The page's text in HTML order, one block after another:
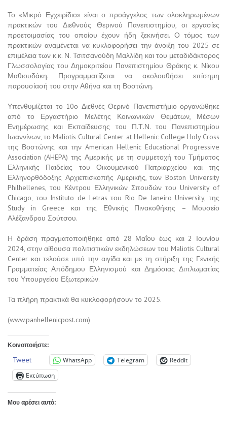
Το «Μικρό Εγχειρίδιο» είναι ο προάγγελος των ολοκληρωμένων
πρακτικών του Διεθνούς Θερινού Πανεπιστημίου, οι εργασίες
προετοιμασίας του οποίου έχουν ήδη ξεκινήσει. Ο τόμος των
πρακτικών αναμένεται να κυκλοφορήσει την άνοιξη του 2025 σε
επιμέλεια των κ.κ. Ν. Τσιτσανούδη Μαλλίδη και του μεταδιδάκτορος
Γλωσσολογίας του Δημοκριτείου Πανεπιστημίου Θράκης κ. Νίκου
Μαθιουδάκη. Προγραμματίζεται να ακολουθήσει επίσημη
παρουσίασή του στην Αθήνα και τη Βοστώνη.
Υπενθυμίζεται το 10ο Διεθνές Θερινό Πανεπιστήμιο οργανώθηκε
από το Εργαστήριο Μελέτης Κοινωνικών Θεμάτων, Μέσων
Ενημέρωσης και Εκπαίδευσης του Π.Τ.Ν. του Πανεπιστημίου
Ιωαννίνων, το Maliotis Cultural Center at Hellenic College Holy Cross
της Βοστώνης και την American Hellenic Educational Progressive
Association (AHEPA) της Αμερικής με τη συμμετοχή του Τμήματος
Ελληνικής Παιδείας του Οικουμενικού Πατριαρχείου και της
Ελληνορθόδοξης Αρχιεπισκοπής Αμερικής, των Boston University
Philhellenes, του Κέντρου Ελληνικών Σπουδών του University of
Chicago, του Instituto de Letras του Rio De Janeiro University, της
Study in Greece και της Εθνικής Πινακοθήκης – Μουσείο
Αλέξανδρου Σούτσου.
Η δράση πραγματοποιήθηκε από 28 Μαΐου έως και 2 Ιουνίου
2024, στην αίθουσα πολιτιστικών εκδηλώσεων του Maliotis Cultural
Center και τελούσε υπό την αιγίδα και με τη στήριξη της Γενικής
Γραμματείας Απόδημου Ελληνισμού και Δημόσιας Διπλωματίας
του Υπουργείου Εξωτερικών.
Τα πλήρη πρακτικά θα κυκλοφορήσουν το 2025.
(www.panhellenicpost.com)
Κοινοποιήστε:
Tweet WhatsApp Telegram
Reddit
Εκτύπωση
Μου αρέσει αυτό: